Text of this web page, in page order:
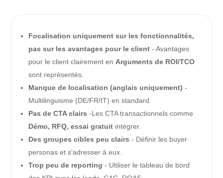
Focalisation uniquement sur les fonctionnalités,
pas sur les avantages pour le client - Avantages
pour le client clairement en Arguments de ROI/TCO
sont représentés.
Manque de localisation (anglais uniquement)-
Multilinguisme (DE/FR/IT) en standard.
Pas de CTA clairs -Les CTA transactionnels comme
Démo, RFQ, essai gratuit intégrer.
Des groupes cibles peu clairs - Définir les buyer
personas et s'adresser à eux.
Trop peu de reporting - Utiliser le tableau de bord